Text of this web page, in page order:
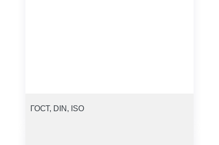
ГОСТ, DIN, ISO